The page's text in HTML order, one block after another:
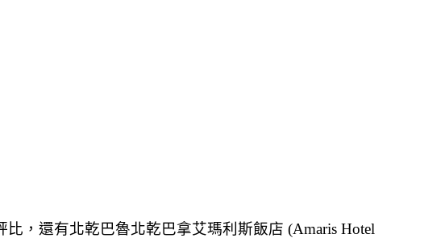
，還有北乾巴魯北乾巴拿艾瑪利斯飯店 (Amaris Hotel